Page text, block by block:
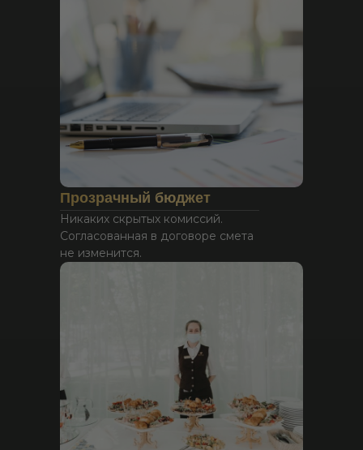
Прозрачный бюджет
Никаких скрытых комиссий.
Согласованная в договоре смета
не изменится.